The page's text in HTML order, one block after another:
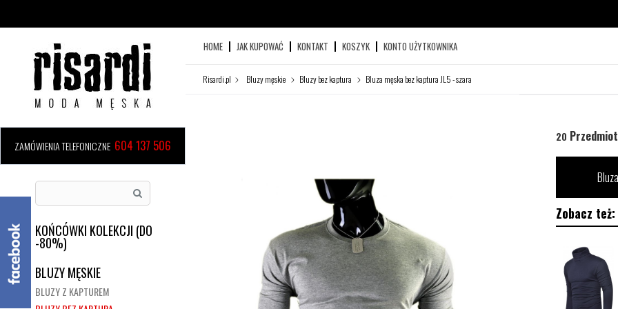
ZAMÓWIENIA TELEFONICZNE 604 137 506
KOŃCÓWKI KOLEKCJI (DO
-80%)
BLUZY MĘSKIE
BLUZY Z KAPTUREM
HOME JAK KUPOWAĆ KONTAKT KOSZYK KONTO UŻYTKOWNIKA
Risardi.pl Bluzy męskie Bluzy bez kaptura Bluza męska bez kaptura JL5 - szara
20
Zobacz też: